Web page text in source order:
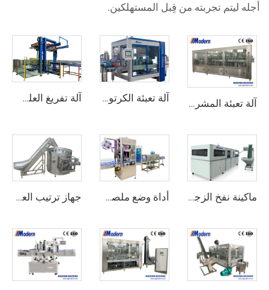
أجله ليتم تجربته من قِبل المستهلكين.
آلة تعبئة المشروبات الغازية لزجاجات المياه
آلة تعبئة الكرتون الأوتوماتيكية آلة تفريغ العلب تلقائيًا
ماكينة نفخ الزجاجة البلاستيكية PET أداة وضع ملصقات الأكمام المنكمشة جهاز ترتيب العلب الآلي